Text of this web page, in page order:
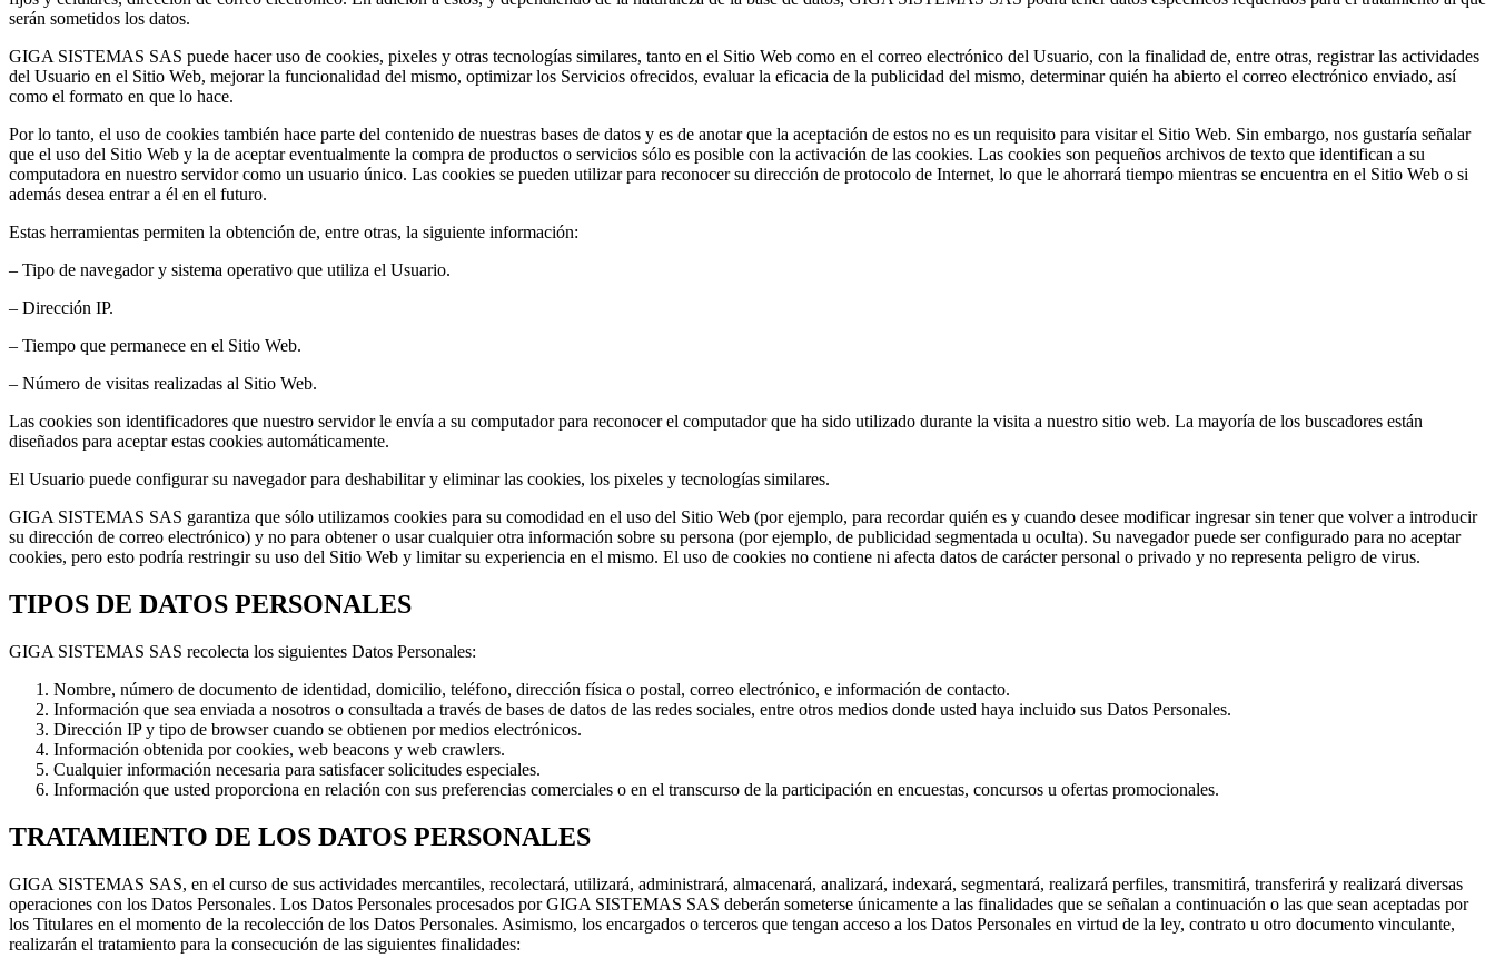
serán sometidos los datos.
GIGA SISTEMAS SAS puede hacer uso de cookies, pixeles y otras tecnologías similares, tanto en el Sitio Web como en el correo electrónico del Usuario, con la finalidad de, entre otras, registrar las actividades
del Usuario en el Sitio Web, mejorar la funcionalidad del mismo, optimizar los Servicios ofrecidos, evaluar la eficacia de la publicidad del mismo, determinar quién ha abierto el correo electrónico enviado, así
como el formato en que lo hace.
Por lo tanto, el uso de cookies también hace parte del contenido de nuestras bases de datos y es de anotar que la aceptación de estos no es un requisito para visitar el Sitio Web. Sin embargo, nos gustaría señalar
que el uso del Sitio Web y la de aceptar eventualmente la compra de productos o servicios sólo es posible con la activación de las cookies. Las cookies son pequeños archivos de texto que identifican a su
computadora en nuestro servidor como un usuario único. Las cookies se pueden utilizar para reconocer su dirección de protocolo de Internet, lo que le ahorrará tiempo mientras se encuentra en el Sitio Web o si
además desea entrar a él en el futuro.
Estas herramientas permiten la obtención de, entre otras, la siguiente información:
– Tipo de navegador y sistema operativo que utiliza el Usuario.
– Dirección IP.
– Tiempo que permanece en el Sitio Web.
– Número de visitas realizadas al Sitio Web.
Las cookies son identificadores que nuestro servidor le envía a su computador para reconocer el computador que ha sido utilizado durante la visita a nuestro sitio web. La mayoría de los buscadores están
diseñados para aceptar estas cookies automáticamente.
El Usuario puede configurar su navegador para deshabilitar y eliminar las cookies, los pixeles y tecnologías similares.
GIGA SISTEMAS SAS garantiza que sólo utilizamos cookies para su comodidad en el uso del Sitio Web (por ejemplo, para recordar quién es y cuando desee modificar ingresar sin tener que volver a introducir
su dirección de correo electrónico) y no para obtener o usar cualquier otra información sobre su persona (por ejemplo, de publicidad segmentada u oculta). Su navegador puede ser configurado para no aceptar
cookies, pero esto podría restringir su uso del Sitio Web y limitar su experiencia en el mismo. El uso de cookies no contiene ni afecta datos de carácter personal o privado y no representa peligro de virus.
TIPOS DE DATOS PERSONALES
GIGA SISTEMAS SAS recolecta los siguientes Datos Personales:
Nombre, número de documento de identidad, domicilio, teléfono, dirección física o postal, correo electrónico, e información de contacto.
Información que sea enviada a nosotros o consultada a través de bases de datos de las redes sociales, entre otros medios donde usted haya incluido sus Datos Personales.
Dirección IP y tipo de browser cuando se obtienen por medios electrónicos.
Información obtenida por cookies, web beacons y web crawlers.
Cualquier información necesaria para satisfacer solicitudes especiales.
Información que usted proporciona en relación con sus preferencias comerciales o en el transcurso de la participación en encuestas, concursos u ofertas promocionales.
TRATAMIENTO DE LOS DATOS PERSONALES
GIGA SISTEMAS SAS, en el curso de sus actividades mercantiles, recolectará, utilizará, administrará, almacenará, analizará, indexará, segmentará, realizará perfiles, transmitirá, transferirá y realizará diversas
operaciones con los Datos Personales. Los Datos Personales procesados por GIGA SISTEMAS SAS deberán someterse únicamente a las finalidades que se señalan a continuación o las que sean aceptadas por
los Titulares en el momento de la recolección de los Datos Personales. Asimismo, los encargados o terceros que tengan acceso a los Datos Personales en virtud de la ley, contrato u otro documento vinculante,
realizarán el tratamiento para la consecución de las siguientes finalidades: